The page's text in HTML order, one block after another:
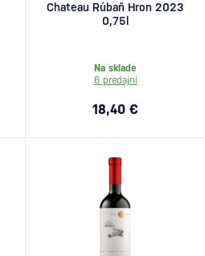
Chateau Rúbaň Hron 2023
0,75l
Na sklade
6 predajní
18,40 €